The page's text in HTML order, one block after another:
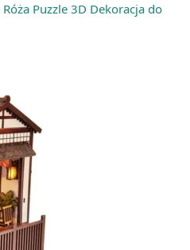
Puzzle 3D Dekoracja do